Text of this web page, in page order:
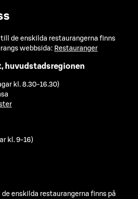
de enskilda restaurangerna finns
webbsida: Restauranger
huvudstadsregionen
kl. 8.30-16.30)
kl. 9-16)
enskilda restaurangerna finns på